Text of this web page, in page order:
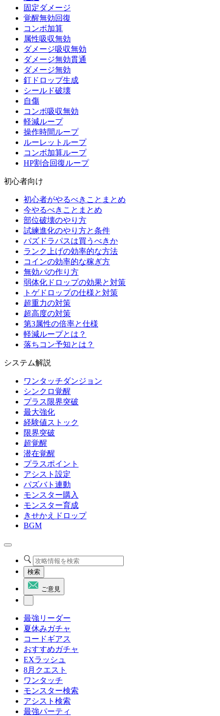
固定ダメージ
覚醒無効回復
コンボ加算
属性吸収無効
ダメージ吸収無効
ダメージ無効貫通
ダメージ無効
釘ドロップ生成
シールド破壊
自傷
コンボ吸収無効
軽減ループ
操作時間ループ
ルーレットループ
コンボ加算ループ
HP割合回復ループ
初心者向け
初心者がやるべきことまとめ
今やるべきことまとめ
部位破壊のやり方
試練進化のやり方と条件
パズドラパスは買うべきか
ランク上げの効率的な方法
コインの効率的な稼ぎ方
無効パの作り方
弱体化ドロップの効果と対策
トゲドロップの仕様と対策
超重力の対策
超高度の対策
第3属性の倍率と仕様
軽減ループとは？
落ちコン予知とは？
システム解説
ワンタッチダンジョン
シンクロ覚醒
プラス限界突破
最大強化
経験値ストック
限界突破
超覚醒
潜在覚醒
プラスポイント
アシスト設定
パズバト連動
モンスター購入
モンスター育成
きせかえドロップ
BGM
検索
ご意見
最強リーダー
夏休みガチャ
コードギアス
おすすめガチャ
EXラッシュ
8月クエスト
ワンタッチ
モンスター検索
アシスト検索
最強パーティ